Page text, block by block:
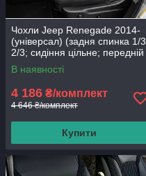
Чохли Jeep Renegade 2014-
(універсал) (задня спинка 1/3
2/3; сидіння цільне; передній
підлокітник; 5
В наявності
4 186 ₴/комплект
4 646 ₴/комплект
Купити